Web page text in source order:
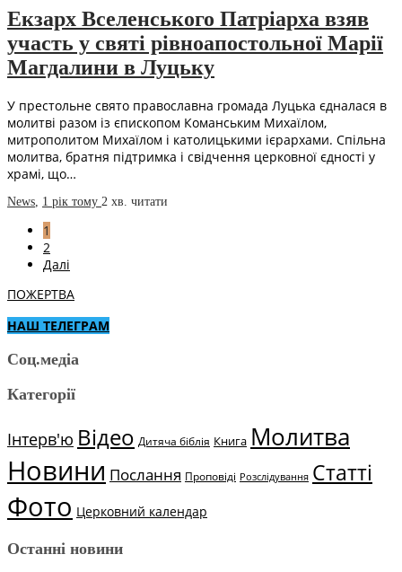
Екзарх Вселенського Патріарха взяв
участь у святі рівноапостольної Марії
Магдалини в Луцьку
У престольне свято православна громада Луцька єдналася в
молитві разом із єпископом Команським Михаїлом,
митрополитом Михаїлом і католицькими ієрархами. Спільна
молитва, братня підтримка і свідчення церковної єдності у
храмі, що…
News, 1 рік тому 2 хв. читати
1
2
Далі
ПОЖЕРТВА
НАШ ТЕЛЕГРАМ
Соц.медіа
Категорії
Інтерв'ю Відео Дитяча біблія Книга Молитва
Новини Послання Проповіді Розслідування Статті
Фото Церковний календар
Останні новини